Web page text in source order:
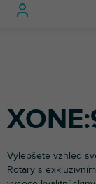
Vylepšete vzhled
Rotary s